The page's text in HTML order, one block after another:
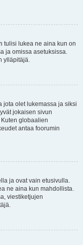
tulisi lukea ne aina kun on
ja omissa asetuksissa.
ylläpitäjä.
jota olet lukemassa ja siksi
jokaisen sivun
globaalien
antaa foorumin
ja ovat vain etusivulla.
ne aina kun mahdollista.
viestiketjujen